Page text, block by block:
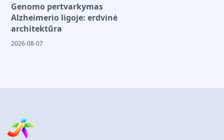
Genomo pertvarkymas
Alzheimerio ligoje: erdvinė
architektūra
2026-08-07